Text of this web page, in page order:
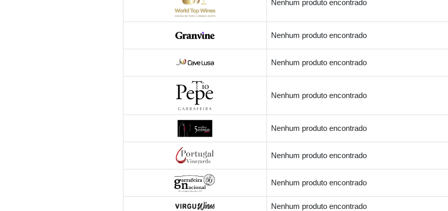
Nenhum produto encontrado
Nenhum produto encontrado
Nenhum produto encontrado
Nenhum produto encontrado
Nenhum produto encontrado
Nenhum produto encontrado
Nenhum produto encontrado
Nenhum produto encontrado